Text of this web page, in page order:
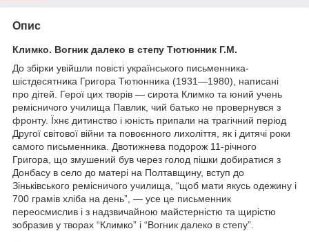
Опис
Климко. Вогник далеко в степу Тютюнник Г.М.
До збірки увійшли повісті українського письменника-
шістдесятника Григора Тютюнника (1931—1980), написані
про дітей. Герої цих творів — сирота Климко та юний учень
ремісничого училища Павлик, чий батько не провернувся з
фронту. Їхнє дитинство і юність припали на трагічний період
Другої світової війни та повоєнного лихоліття, як і дитячі роки
самого письменника. Двотижнева подорож 11-річного
Григора, що змушений був через голод пішки добиратися з
Донбасу в село до матері на Полтавщину, вступ до
Зіньківського ремісничого училища, “щоб мати якусь одежину і
700 грамів хліба на день”, — усе це письменник
переосмислив і з надзвичайною майстерністю та щирістю
зобразив у творах “Климко” і “Вогник далеко в степу”.